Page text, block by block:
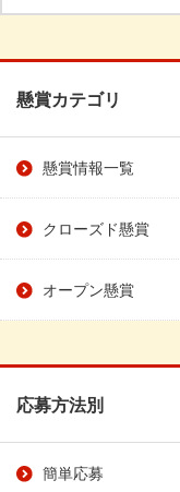
懸賞カテゴリ
懸賞情報一覧
クローズド懸賞
オープン懸賞
応募方法別
簡単応募